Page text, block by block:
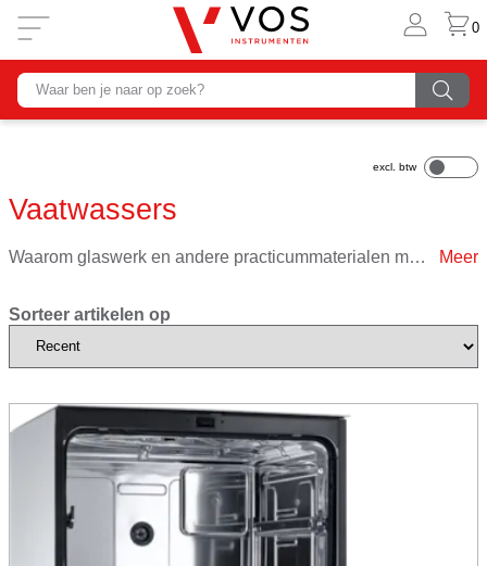
0
Vaatwassers
Waarom glaswerk en andere practicummaterialen met de hand afwassen, als het veel efficiënter én schoner kan met een Miele vaatwasser met Kiwa-certificaat? Professionele vaatwassers en accessoires vind je hier!
Sorteer artikelen op